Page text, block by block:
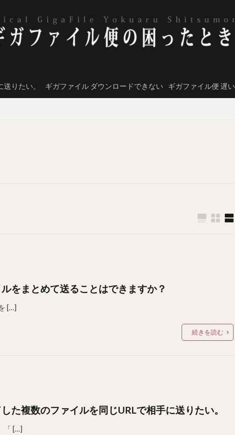
りたい。
ギガファイル ダウンロードできない ギガファイル便 遅い
をまとめて送ることはできますか？
[…]
続きを読む
た複数のファイルを同じURLで相手に送りたい。
「 […]